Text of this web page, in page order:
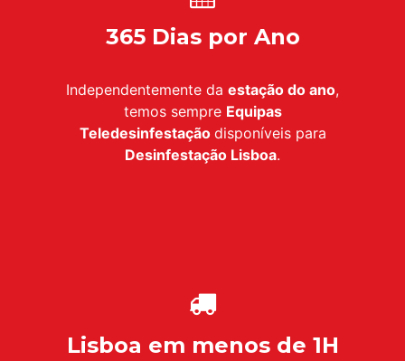
365 Dias por Ano
Independentemente da estação do ano,
temos sempre Equipas
Teledesinfestação disponíveis para
Desinfestação Lisboa.
Lisboa em menos de 1H